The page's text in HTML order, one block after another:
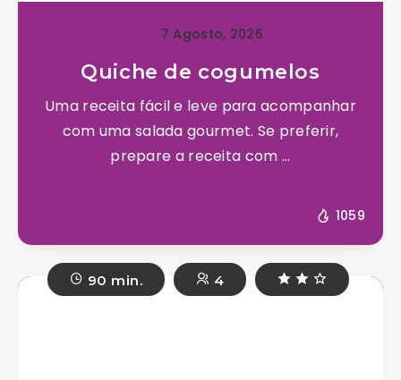
7 Agosto, 2026
Quiche de cogumelos
Uma receita fácil e leve para acompanhar
com uma salada gourmet. Se preferir,
prepare a receita com ...
1059
90 min. 4